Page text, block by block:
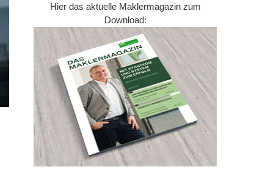
Hier das aktuelle Maklermagazin zum
Download: